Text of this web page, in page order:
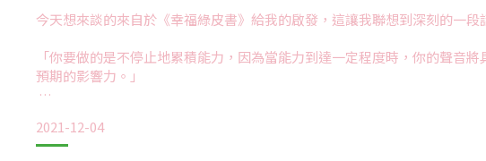
位，權利及金錢或許能夠讓你掌握得多，但卻也能讓你瞬
今天想來談的來自於《幸福綠皮書》給我的啟發，這讓我聯想到深刻的一段
「你要做的是不停止地累積能力，因為當能力到達一定程度時，你的聲音將
預期的影響力。」
電影裡講述的是關於，一位知名黑人鋼琴家，雇用一名白人司機，而兩位「
白」的男主角，從紐約一路開往南方阿拉巴馬州，並且開始這位知名鋼琴家
2021-12-04